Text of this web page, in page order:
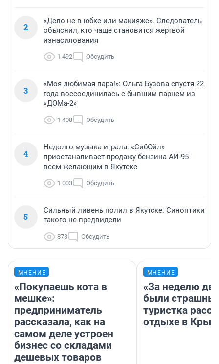
2
«Дело не в юбке или макияже». Следователь
объяснил, кто чаще становится жертвой
изнасилования
1 492 Обсудить
3
«Моя любимая пара!»: Ольга Бузова спустя 22
года воссоединилась с бывшим парнем из
«ДОМа-2»
1 408 Обсудить
4
Недолго музыка играла. «СибОйл»
приостаналивает продажу бензина АИ-95
всем желающим в Якутске
1 003 Обсудить
5
Сильный ливень полил в Якутске. Синоптики
такого не предвидели
873 Обсудить
МНЕНИЕ
«Покупаешь кота в
мешке»:
предприниматель
рассказала, как на
самом деле устроен
бизнес со складами
дешевых товаров
МНЕНИЕ
«За неделю
были
туристка
отдыхе в